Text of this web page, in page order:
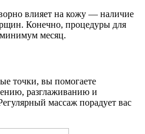
влияет на кожу — наличие
Конечно, процедуры для
месяц.
точки, вы помогаете
разглаживанию и
массаж порадует вас